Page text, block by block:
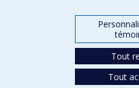
Nos programmes et cours
Tout
Tout